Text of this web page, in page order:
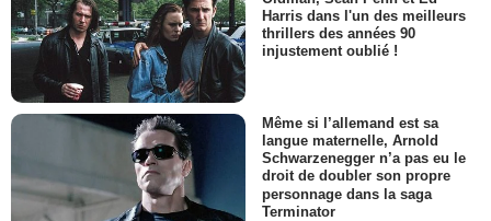
Harris dans l'un des meilleurs
thrillers des années 90
injustement oublié !
Même si l’allemand est sa
langue maternelle, Arnold
Schwarzenegger n’a pas eu le
droit de doubler son propre
personnage dans la saga
Terminator